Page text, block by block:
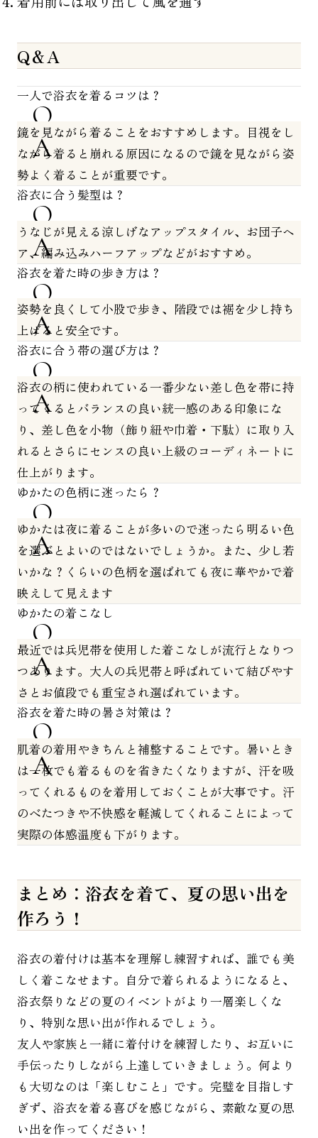
Q＆A
一人で浴衣を着るコツは？
鏡を見ながら着ることをおすすめします。目視をし
ながら着ると崩れる原因になるので鏡を見ながら姿
勢よく着ることが重要です。
浴衣に合う髪型は？
うなじが見える涼しげなアップスタイル、お団子ヘ
ア、編み込みハーフアップなどがおすすめ。
浴衣を着た時の歩き方は？
姿勢を良くして小股で歩き、階段では裾を少し持ち
上げると安全です。
浴衣に合う帯の選び方は？
浴衣の柄に使われている一番少ない差し色を帯に持
ってくるとバランスの良い統一感のある印象にな
り、差し色を小物（飾り紐や巾着・下駄）に取り入
れるとさらにセンスの良い上級のコーディネートに
仕上がります。
ゆかたの色柄に迷ったら？
ゆかたは夜に着ることが多いので迷ったら明るい色
を選ぶとよいのではないでしょうか。また、少し若
いかな？くらいの色柄を選ばれても夜に華やかで着
映えして見えます
ゆかたの着こなし
最近では兵児帯を使用した着こなしが流行となりつ
つあります。大人の兵児帯と呼ばれていて結びやす
さとお値段でも重宝され選ばれています。
浴衣を着た時の暑さ対策は？
肌着の着用やきちんと補整することです。暑いとき
は一枚でも着るものを省きたくなりますが、汗を吸
ってくれるものを着用しておくことが大事です。汗
のべたつきや不快感を軽減してくれることによって
実際の体感温度も下がります。
まとめ：浴衣を着て、夏の思い出を
作ろう！
浴衣の着付けは基本を理解し練習すれば、誰でも美
しく着こなせます。自分で着られるようになると、
浴衣祭りなどの夏のイベントがより一層楽しくな
り、特別な思い出が作れるでしょう。
友人や家族と一緒に着付けを練習したり、お互いに
手伝ったりしながら上達していきましょう。何より
も大切なのは「楽しむこと」です。完璧を目指しす
ぎず、浴衣を着る喜びを感じながら、素敵な夏の思
い出を作ってください！